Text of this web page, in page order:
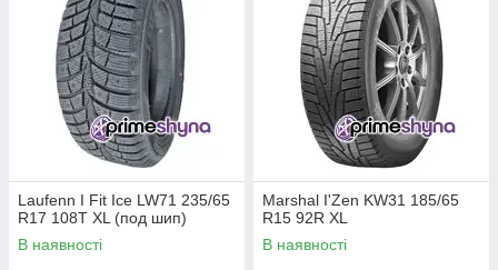
Laufenn I Fit Ice LW71 235/65
R17 108T XL (под шип)
В наявності
Marshal I'Zen KW31 185/65
R15 92R XL
В наявності